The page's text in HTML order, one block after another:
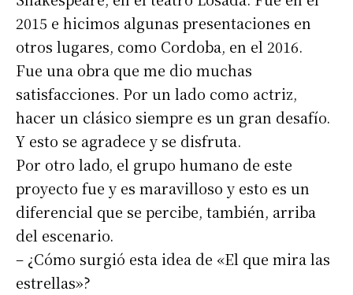
2015 e hicimos algunas presentaciones en
otros lugares, como Cordoba, en el 2016.
Fue una obra que me dio muchas
satisfacciones. Por un lado como actriz,
hacer un clásico siempre es un gran desafío.
Y esto se agradece y se disfruta.
Por otro lado, el grupo humano de este
proyecto fue y es maravilloso y esto es un
diferencial que se percibe, también, arriba
del escenario.
– ¿Cómo surgió esta idea de «El que mira las
estrellas»?